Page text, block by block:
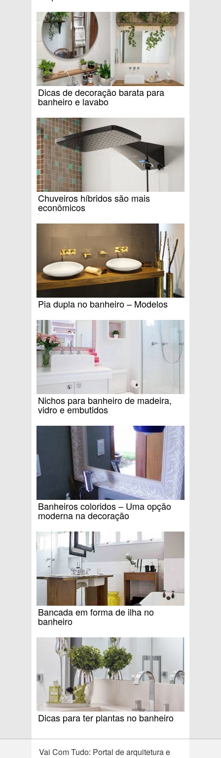
Dicas de decoração barata para
banheiro e lavabo
Chuveiros híbridos são mais
econômicos
Pia dupla no banheiro – Modelos
Nichos para banheiro de madeira,
vidro e embutidos
Banheiros coloridos – Uma opção
moderna na decoração
Bancada em forma de ilha no
banheiro
Dicas para ter plantas no banheiro
Vai Com Tudo: Portal de arquitetura e